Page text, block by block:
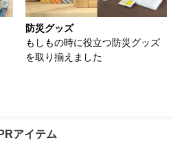
防災グッズ
もしもの時に役立つ防災グッズ
を取り揃えました
アイテム